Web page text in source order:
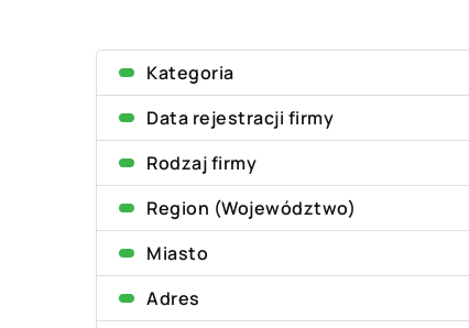
Kategoria
Data rejestracji firmy
Rodzaj firmy
Region (Województwo)
Miasto
Adres